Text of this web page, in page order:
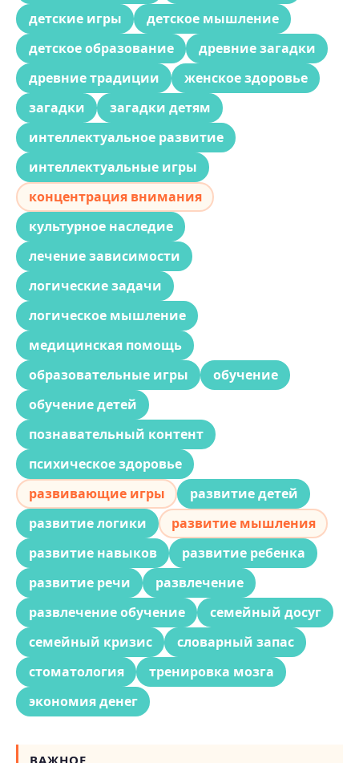
детские игры
детское мышление
детское образование
древние загадки
древние традиции
женское здоровье
загадки
загадки детям
интеллектуальное развитие
интеллектуальные игры
концентрация внимания
культурное наследие
лечение зависимости
логические задачи
логическое мышление
медицинская помощь
образовательные игры
обучение
обучение детей
познавательный контент
психическое здоровье
развивающие игры
развитие детей
развитие логики
развитие мышления
развитие навыков
развитие ребенка
развитие речи
развлечение
развлечение обучение
семейный досуг
семейный кризис
словарный запас
стоматология
тренировка мозга
экономия денег
ВАЖНОЕ